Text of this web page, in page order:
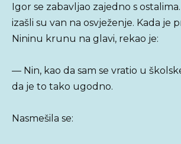
Igor se zabavljao zajedno s
izašli su van na osvježenje. Kada je
Nininu krunu na glavi, rekao je:
— Nin, kao da sam se vratio u
da je to tako ugodno.
Nasmešila se: